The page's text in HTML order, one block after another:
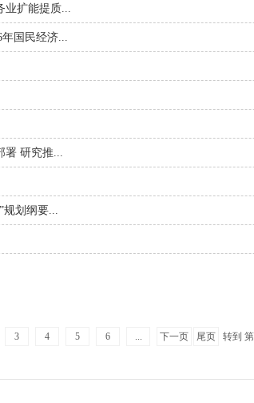
业扩能提质...
国民经济...
署 研究推...
规划纲要...
3 4 5 6 ... 下一页 尾页 转到 第